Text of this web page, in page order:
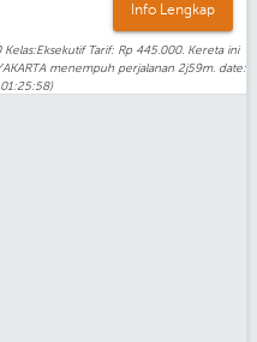
Info Lengkap
Tarif: Rp 445.000. Kereta ini
menempuh perjalanan 2j59m. date: